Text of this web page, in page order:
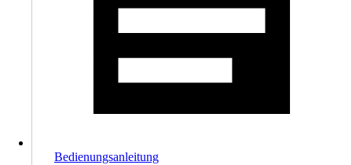
Bedienungsanleitung